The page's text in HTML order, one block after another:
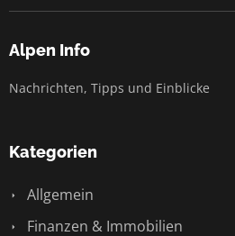
Alpen Info
Nachrichten, Tipps und Einblicke
Kategorien
Allgemein
Finanzen & Immobilien